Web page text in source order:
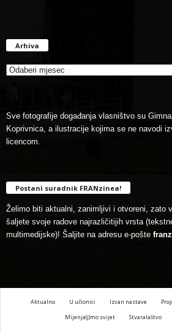
Arhiva
Sve fotografije događanja vlasništvo su
Koprivnica, a ilustracije kojima se ne navodi
licencom.
Postani suradnik FRANzinea!
Želimo biti aktualni, zanimljivi i otvoreni, zato
šaljete svoje radove najrazličitijih vrsta
multimedijske)! Šaljite na adresu e-pošte
Aktualno U učionici Izvan nastave
Mijenja(j)mo svijet
Stvaralaštvo